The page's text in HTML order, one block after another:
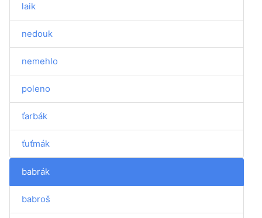
laik
nedouk
nemehlo
poleno
ťarbák
ťuťmák
babrák
babroš